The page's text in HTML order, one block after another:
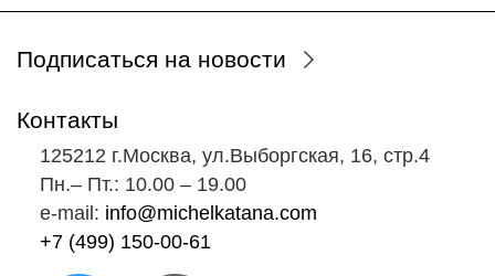
Подписаться на новости
Контакты
125212 г.Москва, ул.Выборгская, 16, стр.4
Пн.‒ Пт.: 10.00 ‒ 19.00
e-mail: info@michelkatana.com
+7 (499) 150-00-61